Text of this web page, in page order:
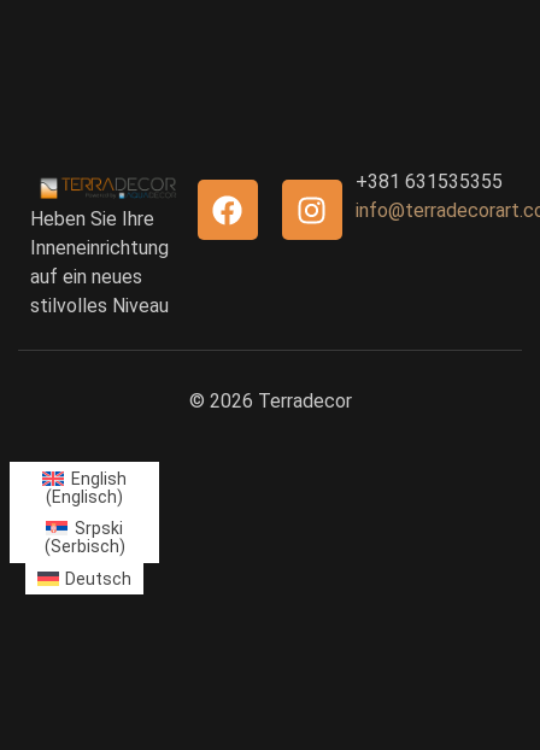
Heben Sie Ihre
Inneneinrichtung
auf ein neues
stilvolles Niveau
+381 631535355
© 2026 Terradecor
English
(Englisch)
Srpski
(Serbisch)
Deutsch